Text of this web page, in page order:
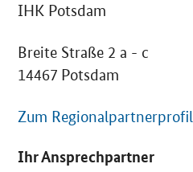
IHK Potsdam
Breite Straße 2 a - c
14467 Potsdam
Zum Regionalpartnerprofil
Ihr Ansprechpartner